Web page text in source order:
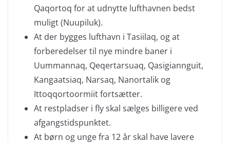
Qaqortoq for at udnytte lufthavnen bedst
muligt (Nuupiluk).
At der bygges lufthavn i Tasiilaq, og at
forberedelser til nye mindre baner i
Uummannaq, Qeqertarsuaq, Qasigiannguit,
Kangaatsiaq, Narsaq, Nanortalik og
Ittoqqortoormiit fortsætter.
At restpladser i fly skal sælges billigere ved
afgangstidspunktet.
At børn og unge fra 12 år skal have lavere